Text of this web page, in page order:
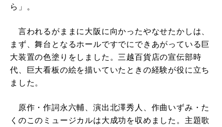
ら」。
言われるがままに大阪に向かったやなせたかしは、
まず、舞台となるホールですでにできあがっている巨
大装置の色塗りをしました。三越百貨店の宣伝部時
代、巨大看板の絵を描いていたときの経験が役に立ち
ました。
原作・作詞永六輔、演出北澤秀人、作曲いずみ・た
くのこのミュージカルは大成功を収めました。主題歌